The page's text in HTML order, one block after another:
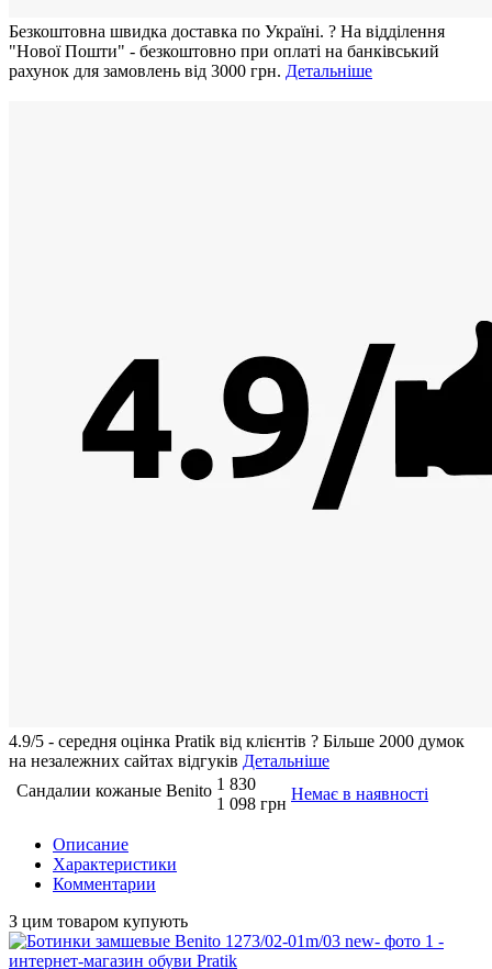
Безкоштовна швидка доставка по Україні. ? На відділення
"Нової Пошти" - безкоштовно при оплаті на банківський
рахунок для замовлень від 3000 грн. Детальніше
4.9/5 - середня оцiнка Pratik вiд клієнтів ? Більше 2000 думок
на незалежних сайтах відгуків Детальніше
Сандалии кожаные Benito 1 830
1 098 грн
Немає в наявності
Описание
Характеристики
Комментарии
З цим товаром купують